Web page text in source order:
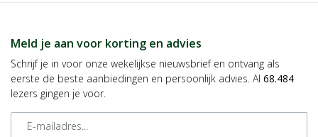
Meld je aan voor korting en advies
Schrijf je in voor onze wekelijkse nieuwsbrief en ontvang als
eerste de beste aanbiedingen en persoonlijk advies. Al 68.484
lezers gingen je voor.
E-mailadres